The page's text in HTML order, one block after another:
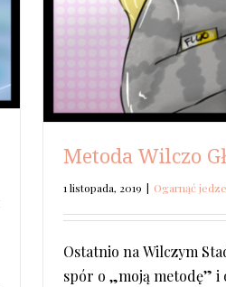
Metoda Wilczo
1 listopada, 2019 | Ogarnąć
Ostatnio na Wilczym
spór o „moją metodę” i